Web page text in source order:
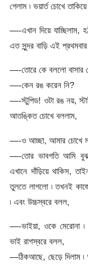
গেলাম ৷ ভয়ার্ত চোখে
—-এখান দিয়ে যাচ্ছিলাম,
এত সুন্দর বাড়ি এই
—-তোরে কে বললো বাসার
—-কেন রঙ করেন নি?
—-স্টুপিড! ওটা রঙ নয়,
আতঙ্কিত চোখে বললাম,
—-ও আচ্ছা, আমার চোখে
—-তোর ভাবগতি আমি
এখানে দাঁড়িয়ে থাকিস,
তুলতে লাগলো ৷ তখনই
৷ এবং উচ্চস্বরে বলল,
—-ভাইয়া, ওকে মেরোনা ৷
ভাই রাগস্বরে বলল,
—ঠিকআছে, ছেড়ে দিলাম ৷